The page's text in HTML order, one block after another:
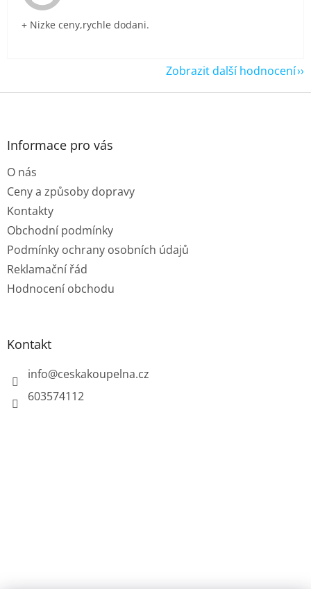
+ Nizke ceny,rychle dodani.
Zobrazit další hodnocení
Z
Informace pro vás
O nás
Ceny a způsoby dopravy
Kontakty
Obchodní podmínky
Podmínky ochrany osobních údajů
Reklamační řád
Hodnocení obchodu
Kontakt
info@ceskakoupelna.cz
603574112